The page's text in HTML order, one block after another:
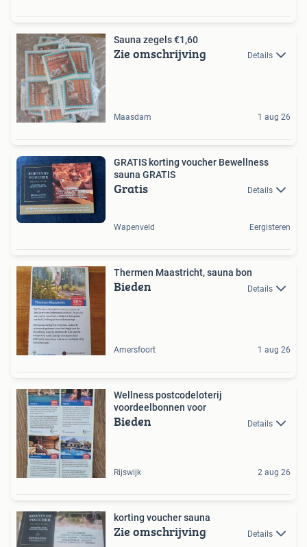
Sauna zegels €1,60
Zie omschrijving Details
Maasdam 1 aug 26
GRATIS korting voucher Bewellness
sauna GRATIS
Gratis Details
Wapenveld Eergisteren
Thermen Maastricht, sauna bon
Bieden Details
Amersfoort 1 aug 26
Wellness postcodeloterij
voordeelbonnen voor
Bieden Details
Rijswijk 2 aug 26
korting voucher sauna
Zie omschrijving Details